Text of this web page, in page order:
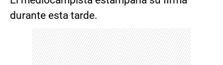
durante esta tarde.